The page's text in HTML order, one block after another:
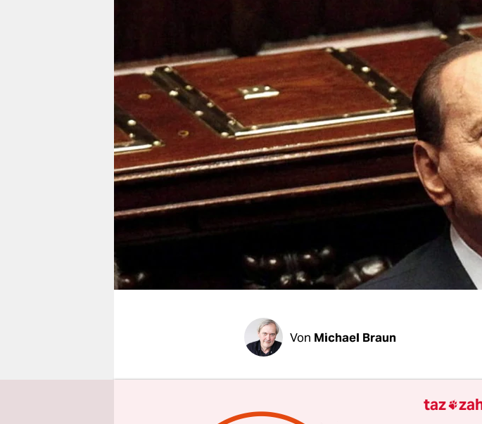
wahrheit
verlag
verlag
veranstaltungen
shop
fragen & hilfe
unterstützen
genossenschaft
Von Michael Braun
ROM taz | Der angeschlagene
Berlusconi ist zum Rücktritt bereit.
taz 